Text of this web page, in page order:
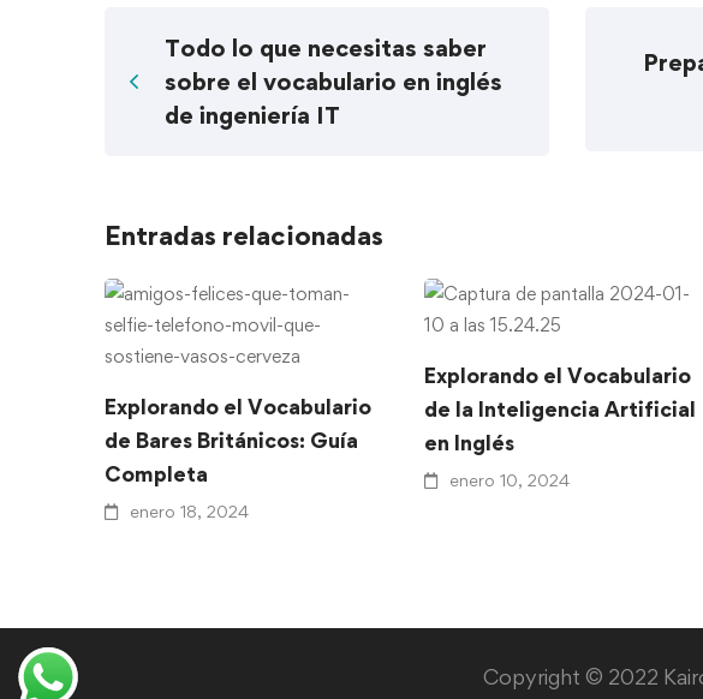
Todo lo que necesitas saber
sobre el vocabulario en inglés
de ingeniería IT
Entradas relacionadas
Explorando el Vocabulario
de Bares Británicos: Guía
Completa
enero 18, 2024
Explorando el Vocabulario
de la Inteligencia Artificial
en Inglés
enero 10, 2024
Copyright © 2022